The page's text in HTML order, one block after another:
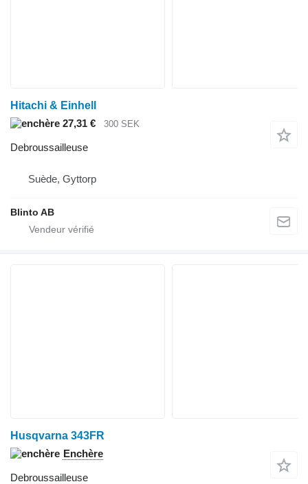
Hitachi & Einhell
27,31 €
300 SEK
Debroussailleuse
Suède, Gyttorp
Blinto AB
Husqvarna 343FR
Enchère
Debroussailleuse